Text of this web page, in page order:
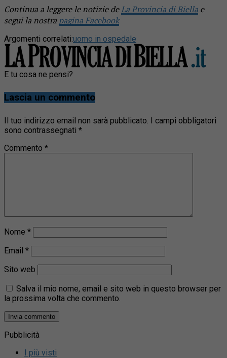
Continua a leggere le notizie deLa Provincia di Biella e
segui la nostra pagina Facebook
Argomenti correlati:uomo in ospedale
E tu cosa ne pensi?
Lascia un commento
Il tuo indirizzo email non sarà pubblicato. I campi obbligatori
sono contrassegnati *
Commento *
Nome *
Email *
Sito web
Salva il mio nome, email e sito web in questo browser per
la prossima volta che commento.
Pubblicità
I più visti